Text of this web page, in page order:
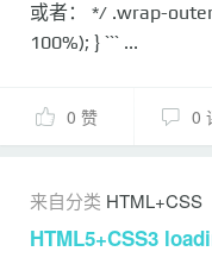
或者： */ .wrap-
100%); } ``` ...
0 赞 0
来自分类 HTML+CSS
HTML5+CSS3